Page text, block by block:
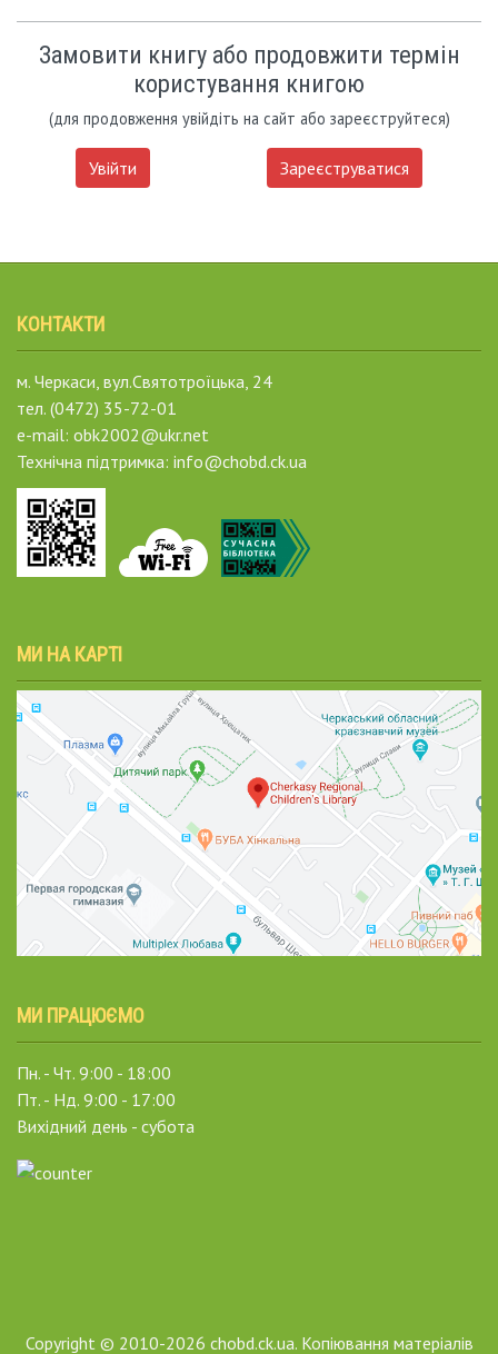
Замовити книгу або продовжити термін
користування книгою
(для продовження увійдіть на сайт або зареєструйтеся)
Увійти Зареєструватися
КОНТАКТИ
м. Черкаси, вул.Святотроїцька, 24
тел. (0472) 35-72-01
e-mail: obk2002@ukr.net
Технічна підтримка: info@chobd.ck.ua
МИ НА КАРТІ
МИ ПРАЦЮЄМО
Пн. - Чт. 9:00 - 18:00
Пт. - Нд. 9:00 - 17:00
Вихідний день - субота
Copyright © 2010-2026 chobd.ck.ua. Копіювання матеріалів